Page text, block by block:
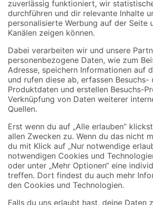
Zur Newsletter Anmeldung
Folge uns
Zahlungsarten Versandarten
Sicher einkaufen
Jetzt die toom-App herunterladen